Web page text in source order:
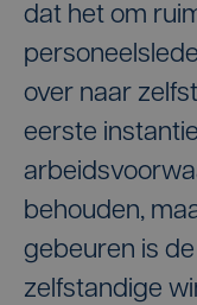
dat het om
over naar
eerste
behouden,
gebeuren is
zelfstandige